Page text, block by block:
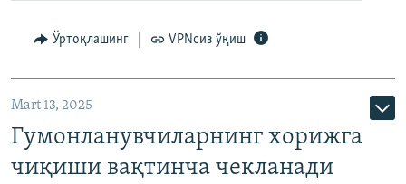
Ўртоқлашинг VPNсиз ўқиш
Mart 13, 2025
Гумонланувчиларнинг хорижга
чиқиши вақтинча чекланади